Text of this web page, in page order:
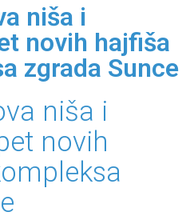
niša i
novih hajfiša
zgrada Sunce
niša i
novih